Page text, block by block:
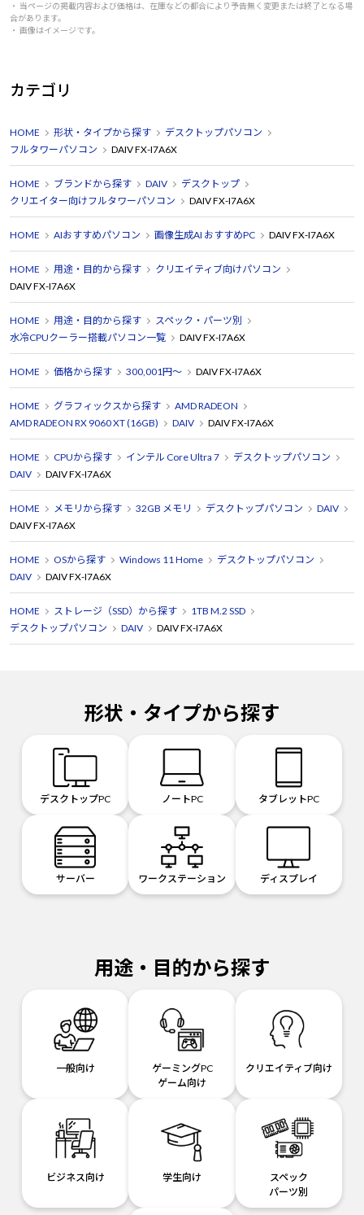
・ 当ページの掲載内容および価格は、在庫などの都合により予告無く変更または終了となる場
合があります。
・ 画像はイメージです。
カテゴリ
HOME 形状・タイプから探す
デスクトップパソコン
フルタワーパソコン
DAIV FX-I7A6X
HOME ブランドから探す DAIV
デスクトップ
クリエイター向けフルタワーパソコン
DAIV FX-I7A6X
HOME AIおすすめパソコン 画像生成AI おすすめPC DAIV FX-I7A6X
HOME 用途・目的から探す
クリエイティブ向けパソコン
DAIV FX-I7A6X
HOME 用途・目的から探す
スペック・パーツ別
水冷CPUクーラー搭載パソコン一覧
DAIV FX-I7A6X
HOME 価格から探す 300,001円～ DAIV FX-I7A6X
HOME グラフィックスから探す
AMD RADEON
AMD RADEON RX 9060 XT (16GB)
DAIV DAIV FX-I7A6X
HOME CPUから探す インテル Core Ultra 7
デスクトップパソコン
DAIV
DAIV FX-I7A6X
HOME メモリから探す 32GB メモリ デスクトップパソコン
DAIV
DAIV FX-I7A6X
HOME OSから探す Windows 11 Home
デスクトップパソコン
DAIV
DAIV FX-I7A6X
HOME ストレージ（SSD）から探す
1TB M.2 SSD
デスクトップパソコン
DAIV DAIV FX-I7A6X
形状・タイプから探す
デスクトップPC ノートPC タブレットPC
サーバー ワークステーション ディスプレイ
用途・目的から探す
一般向け
ゲーミングPC
ゲーム向け
クリエイティブ向け
ビジネス向け 学生向け
スペック
パーツ別